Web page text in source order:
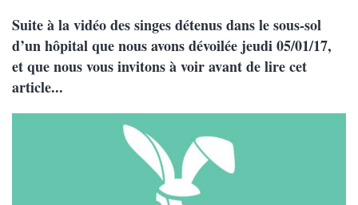
Suite à la vidéo des singes détenus dans le sous-sol
d’un hôpital que nous avons dévoilée jeudi 05/01/17,
et que nous vous invitons à voir avant de lire cet
article...